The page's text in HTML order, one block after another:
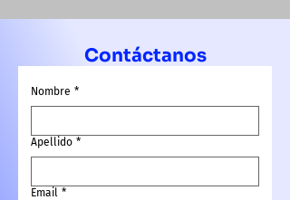
Contáctanos
Nombre *
Apellido *
Email *